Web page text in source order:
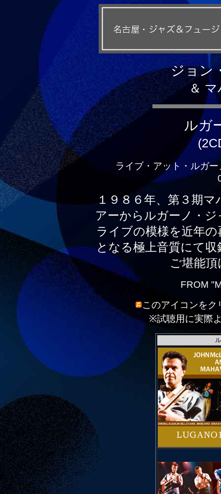
ジョン
＆
ルガ
ライブ・アット・ルガ
１９８６年、第３期
アーからルガーノ・
ライブの模様を近年
となる極上音質にて
ご堪能
FROM
このアイコンを
※試聴用に実際